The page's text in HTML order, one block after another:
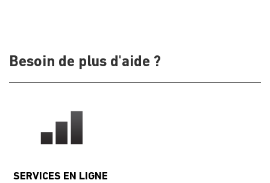
Besoin de plus d'aide ?
SERVICES EN LIGNE